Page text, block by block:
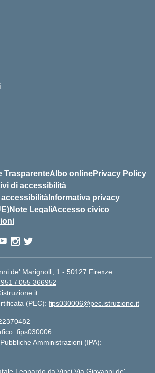
TrasparenteAlbo onlinePrivacy Policy
di accessibilità
accessibilità Informativa privacy
Note LegaliAccesso civico
de' Marignolli, 1 - 50127 Firenze
/ 055 366952
(PEC): fips030006@pec.istruzione.it
fips030006
Amministrazioni (IPA):
Leonardo da Vinci Via Giovanni de'